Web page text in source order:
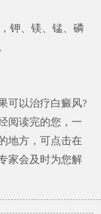
钾、镁、锰、磷
可以治疗白癜风?
阅读完的您，一
地方，可点击在
家会及时为您解